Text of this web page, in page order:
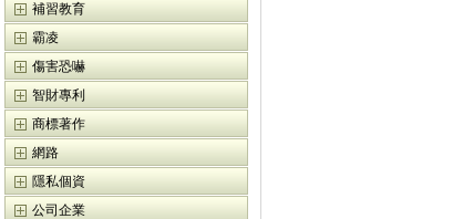
補習教育
霸凌
傷害恐嚇
智財專利
商標著作
網路
隱私個資
公司企業